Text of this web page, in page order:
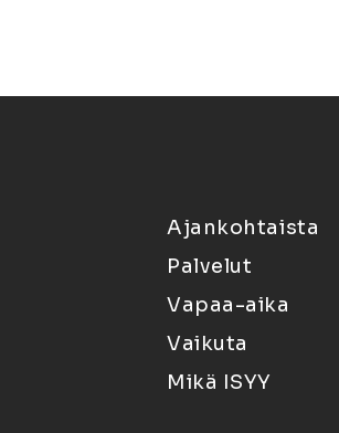
Ajankohtaista
Palvelut
Vapaa-aika
Vaikuta
Mikä ISYY